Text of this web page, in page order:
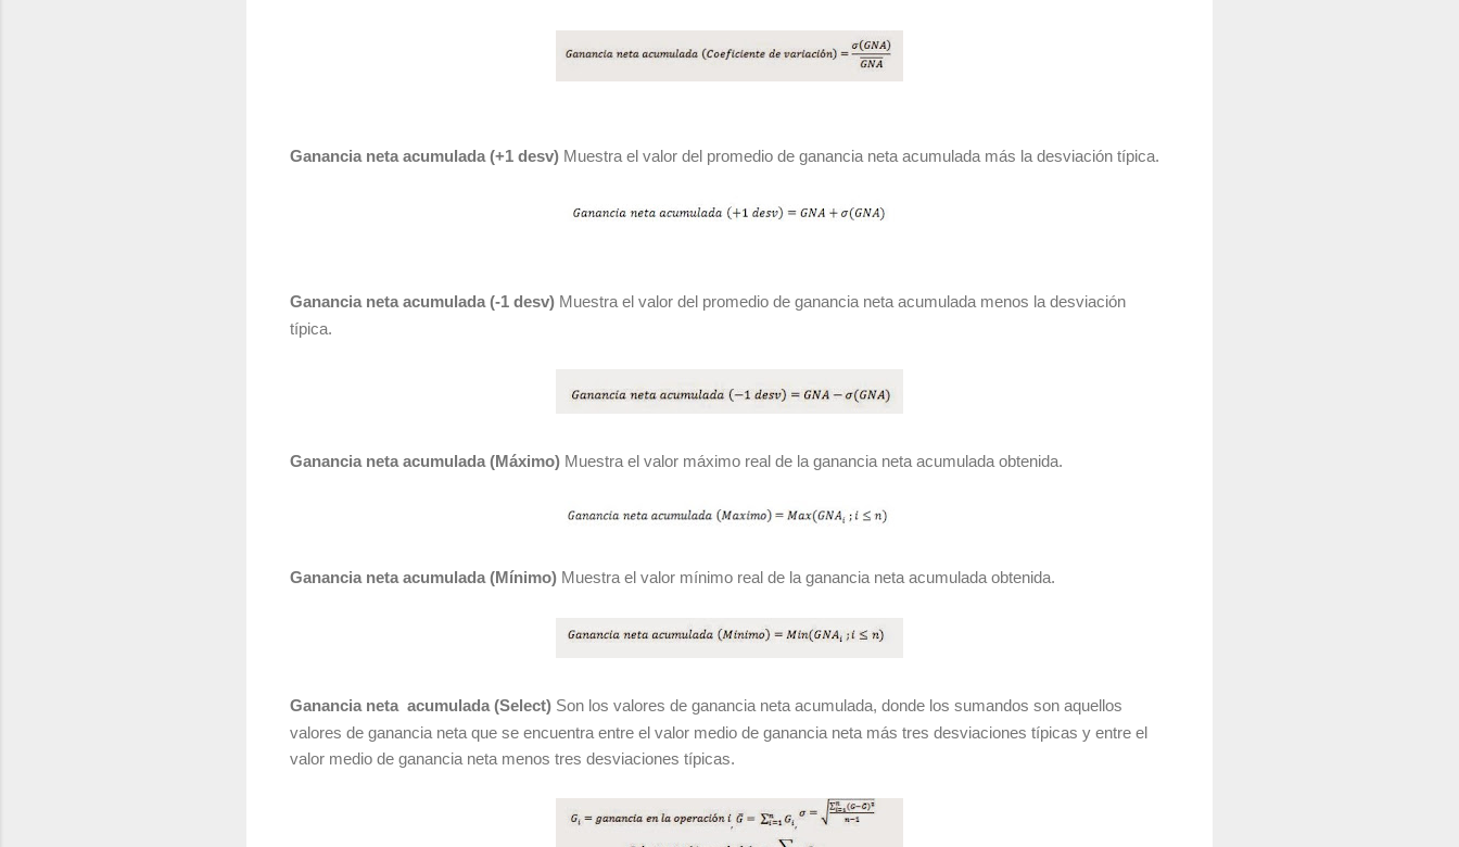
Ganancia neta acumulada (+1 desv) Muestra el valor del promedio de ganancia neta acumulada más la desviación típica.
Ganancia neta acumulada (-1 desv) Muestra el valor del promedio de ganancia neta acumulada menos la desviación
típica.
Ganancia neta acumulada (Máximo) Muestra el valor máximo real de la ganancia neta acumulada obtenida.
Ganancia neta acumulada (Mínimo) Muestra el valor mínimo real de la ganancia neta acumulada obtenida.
Ganancia neta acumulada (Select) Son los valores de ganancia neta acumulada, donde los sumandos son aquellos
valores de ganancia neta que se encuentra entre el valor medio de ganancia neta más tres desviaciones típicas y entre el
valor medio de ganancia neta menos tres desviaciones típicas.